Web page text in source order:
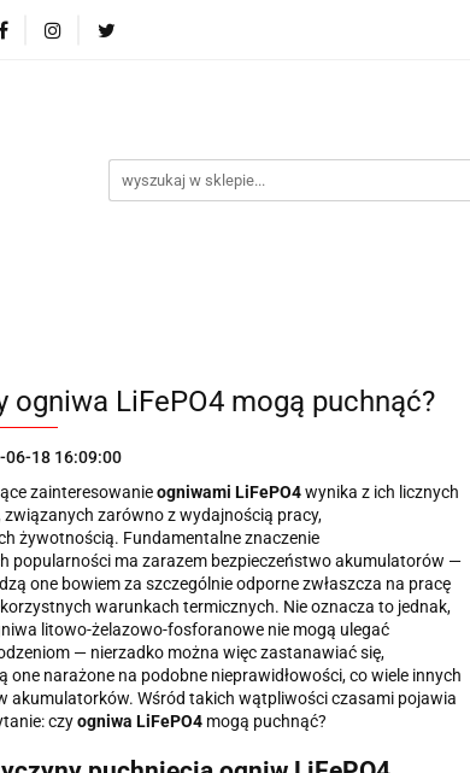
Ładowarki
ogniwa LiFePO4 mogą puchnąć?
06-18 16:09:00
zainteresowanieogniwami LiFePO4wynika z ich licznych
związanych zarówno z wydajnością pracy,
żywotnością. Fundamentalne znaczenie
popularności ma zarazem bezpieczeństwo akumulatorów —
one bowiem za szczególnie odporne zwłaszcza na pracę
warunkach termicznych. Nie oznacza to jednak,
litowo-żelazowo-fosforanowe nie mogą ulegać
— nierzadko można więc zastanawiać się,
one narażone na podobne nieprawidłowości, co wiele innych
akumulatorków. Wśród takich wątpliwości czasami pojawia
czyogniwa LiFePO4mogą puchnąć?